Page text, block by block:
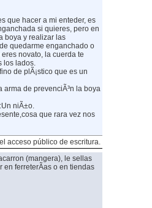
que hacer a mi enteder, es
si quieres, pero en
boya y realizar las
quedarme enganchado o
novato, la cuerda te
los lados.
de plÃ¡stico que es un
arma de prevenciÃ³n la boya
niÃ±o.
que rara vez nos
acceso público de escritura.
(mangera), le sellas
en ferreterÃ­as o en tiendas